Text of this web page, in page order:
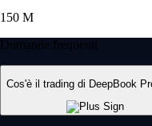
150 M
Domande frequenti
Cos'è il trading di DeepBook